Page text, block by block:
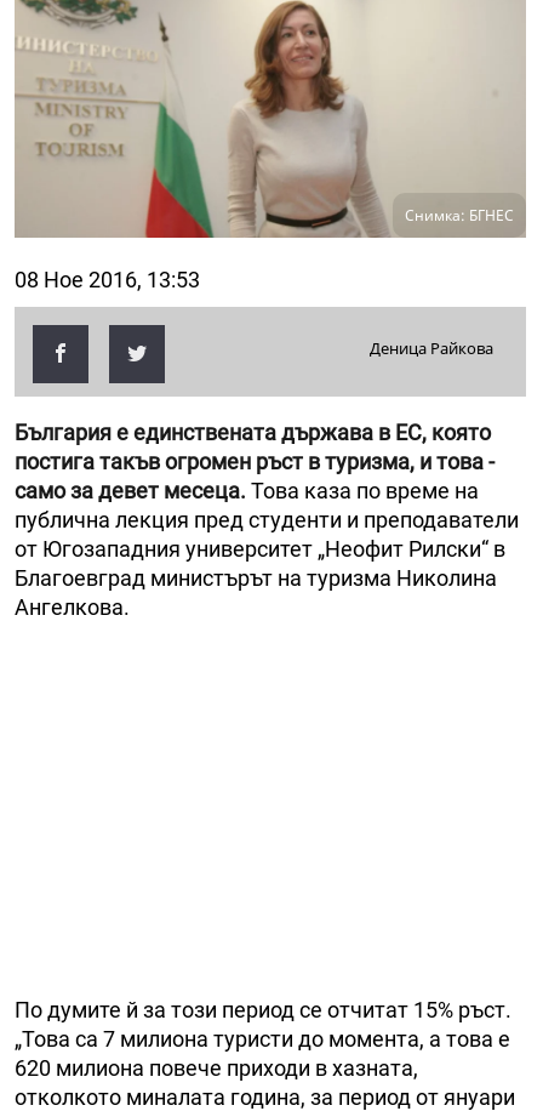
Снимка: БГНЕС
08 Ное 2016, 13:53
Деница Райкова
България е единствената държава в ЕС, която
постига такъв огромен ръст в туризма, и това -
само за девет месеца. Това каза по време на
публична лекция пред студенти и преподаватели
от Югозападния университет „Неофит Рилски“ в
Благоевград министърът на туризма Николина
Ангелкова.
По думите й за този период се отчитат 15% ръст.
„Това са 7 милиона туристи до момента, а това е
620 милиона повече приходи в хазната,
отколкото миналата година, за период от януари